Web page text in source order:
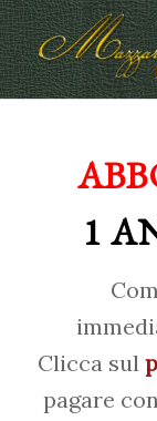
1
Clicca sul
pagare